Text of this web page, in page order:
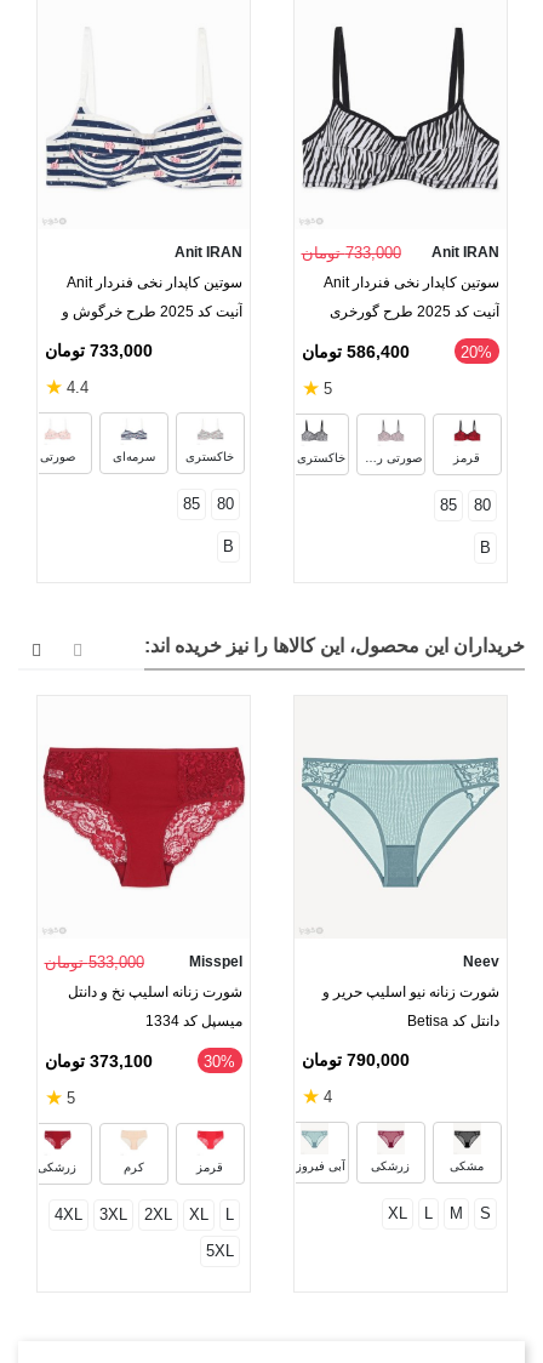
Anit IRAN 733,000 تومان
سوتین کاپدار نخی فنردار Anit
آنیت کد 2025 طرح گورخری
‎20% 586,400 تومان
5
★
قرمز صورتی روشن
80
85
B
Anit IRAN
سوتین کاپدار نخی فنردار Anit
آنیت کد 2025 طرح خرگوش و
733,000 تومان
4.4
★
خاکستری سرمه‌ای صورتی
80
85
B
خریداران این محصول، این کالاها را نیز خریده اند:
Neev
شورت زنانه نیو اسلیپ حریر و
دانتل کد Betisa
790,000 تومان
4
★
مشکی زرشکی
S
M
L
XL
Misspel 533,000 تومان
شورت زنانه اسلیپ نخ و دانتل
میسپل کد 1334
‎30% 373,100 تومان
5
★
قرمز کرم زرشکی
L
XL
2XL
3XL
4XL
5XL